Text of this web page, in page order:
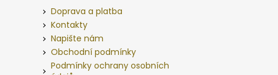
Doprava a platba
Kontakty
Napište nám
Obchodní podmínky
Podmínky ochrany osobních